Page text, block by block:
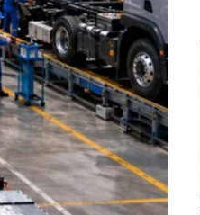
lojistik sektörünü
elektrikli kamyon
(2 milyar 441
üretim, Güney
yol açacak.